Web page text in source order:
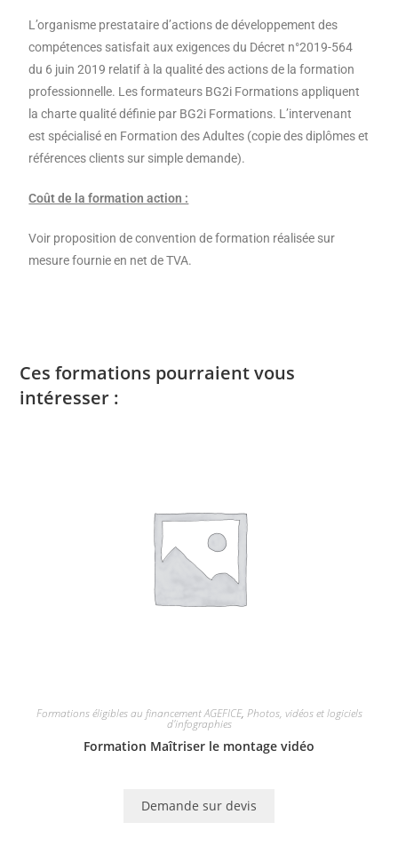
L’organisme prestataire d’actions de développement des
compétences satisfait aux exigences du Décret n°2019-564
du 6 juin 2019 relatif à la qualité des actions de la formation
professionnelle. Les formateurs BG2i Formations appliquent
la charte qualité définie par BG2i Formations. L’intervenant
est spécialisé en Formation des Adultes (copie des diplômes et
références clients sur simple demande).
Coût de la formation action :
Voir proposition de convention de formation réalisée sur
mesure fournie en net de TVA.
Ces formations pourraient vous
intéresser :
Formations éligibles au financement AGEFICE, Photos, vidéos et logiciels
d'infographies
Formation Maîtriser le montage vidéo
Demande sur devis